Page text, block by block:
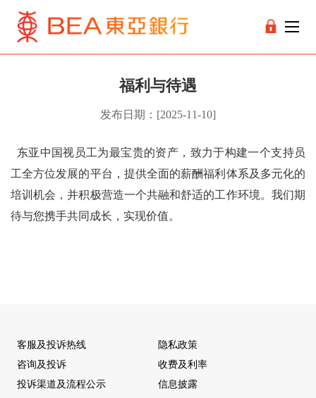
福利与待遇
发布日期：[2025-11-10]
东亚中国视员工为最宝贵的资产，致力于构建一个支持员
工全方位发展的平台，提供全面的薪酬福利体系及多元化的
培训机会，并积极营造一个共融和舒适的工作环境。我们期
待与您携手共同成长，实现价值。
客服及投诉热线
咨询及投诉
投诉渠道及流程公示
隐私政策
收费及利率
信息披露